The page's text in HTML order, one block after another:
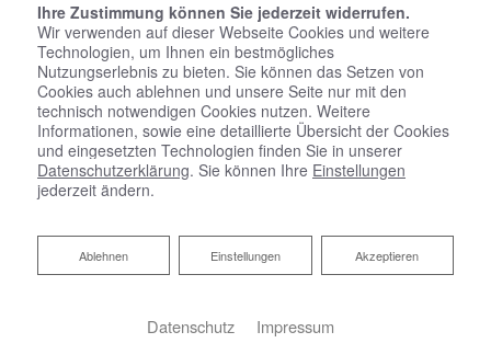
Ihre Zustimmung können Sie jederzeit widerrufen.
Wir verwenden auf dieser Webseite Cookies und weitere
Technologien, um Ihnen ein bestmögliches
Nutzungserlebnis zu bieten. Sie können das Setzen von
Cookies auch ablehnen und unsere Seite nur mit den
technisch notwendigen Cookies nutzen. Weitere
Informationen, sowie eine detaillierte Übersicht der Cookies
und eingesetzten Technologien finden Sie in unserer
Datenschutzerklärung. Sie können Ihre Einstellungen
jederzeit ändern.
Akzeptieren
Einstellungen
Ablehnen
Ablehnen
Datenschutz Impressum